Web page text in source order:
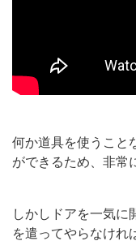
何か道具を使うこと
ができるため、非常
しかしドアを一気に
を遣ってやらなけれ